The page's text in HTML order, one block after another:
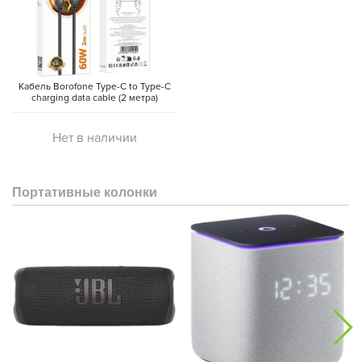
Кабель Borofone Type-C to Type-C
charging data cable (2 метра)
Нет в наличии
Портативные колонки